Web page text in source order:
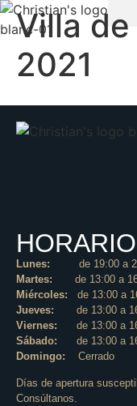
Villa
2021
HORARIO
Lunes: de 19:00 a
Martes: de 13:00 a
Miércoles: de 13:00 a
Jueves: de 13:00 a
Viernes: de 13:00 a
Sábado: de 13:00 a
Domingo: Cerrado
Días de apertura
Consúltanos.